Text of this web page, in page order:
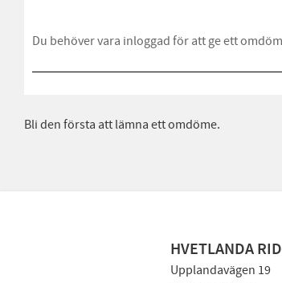
Bli den första att lämna ett omdöme.
HVETLANDA
Upplandavägen 19